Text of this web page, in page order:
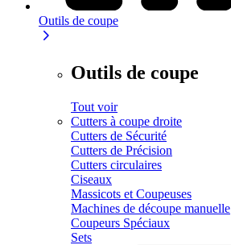
Outils de coupe
Outils de coupe
Tout voir
Cutters à coupe droite
Cutters de Sécurité
Cutters de Précision
Cutters circulaires
Ciseaux
Massicots et Coupeuses
Machines de découpe manuelle
Coupeurs Spéciaux
Sets